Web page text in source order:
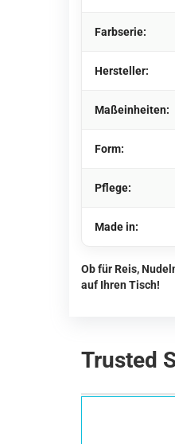
Farbserie:
Hersteller:
Maßeinheiten:
Form:
Pflege:
Made in:
Ob für Reis,
auf Ihren Tisch!
Trusted